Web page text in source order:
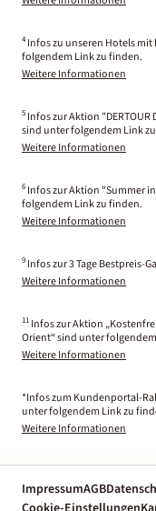
4 Infos zu unseren Hotels
folgendem Link zu finden.
Weitere Informationen
5 Infos zur Aktion "DERTOUR
sind unter folgendem Link
Weitere Informationen
6 Infos zur Aktion "Summer
folgendem Link zu finden.
Weitere Informationen
9 Infos zur 3 Tage Bestpreis-
Weitere Informationen
11 Infos zur Aktion
Orient“ sind unter
Weitere Informationen
*Infos zum Kundenportal-
unter folgendem Link zu
Weitere Informationen
ImpressumAGB